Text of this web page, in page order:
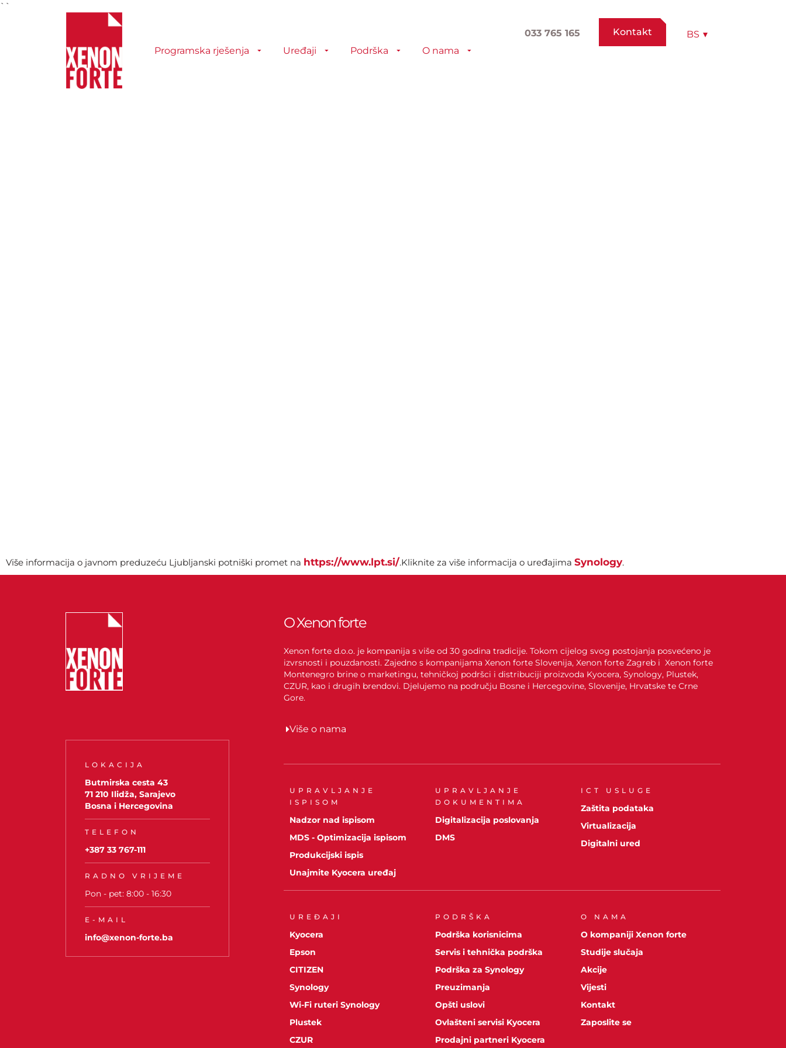
``
Programska rješenja Uređaji Podrška O nama
033 765 165 Kontakt BS ▾
Više informacija o javnom preduzeću Ljubljanski potniški promet na https://www.lpt.si/.Kliknite za više informacija o uređajima Synology.
LOKACIJA
Butmirska cesta 43
71 210 Ilidža, Sarajevo
Bosna i Hercegovina
TELEFON
+387 33 767-111
RADNO VRIJEME
Pon - pet: 8:00 - 16:30
E-MAIL
info@xenon-forte.ba
O Xenon forte
Xenon forte d.o.o. je kompanija s više od 30 godina tradicije. Tokom cijelog svog postojanja posvećeno je
izvrsnosti i pouzdanosti. Zajedno s kompanijama Xenon forte Slovenija, Xenon forte Zagreb i Xenon forte
Montenegro brine o marketingu, tehničkoj podršci i distribuciji proizvoda Kyocera, Synology, Plustek,
CZUR, kao i drugih brendovi. Djelujemo na području Bosne i Hercegovine, Slovenije, Hrvatske te Crne
Gore.
Više o nama
UPRAVLJANJE
ISPISOM
Nadzor nad ispisom
MDS - Optimizacija ispisom
Produkcijski ispis
Unajmite Kyocera uređaj
UPRAVLJANJE
DOKUMENTIMA
Digitalizacija poslovanja
DMS
ICT USLUGE
Zaštita podataka
Virtualizacija
Digitalni ured
UREĐAJI
Kyocera
Epson
CITIZEN
Synology
Wi-Fi ruteri Synology
Plustek
CZUR
PODRŠKA
Podrška korisnicima
Servis i tehnička podrška
Podrška za Synology
Preuzimanja
Opšti uslovi
Ovlašteni servisi Kyocera
Prodajni partneri Kyocera
O NAMA
O kompaniji Xenon forte
Studije slučaja
Akcije
Vijesti
Kontakt
Zaposlite se